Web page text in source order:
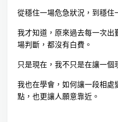
從穩住一場危急狀況，到穩住
我才知道，原來過去每一次出
場判斷，都沒有白費。
只是現在，我不只是在讓一個
我也在學會，如何讓一段相處
點，也更讓人願意靠近。